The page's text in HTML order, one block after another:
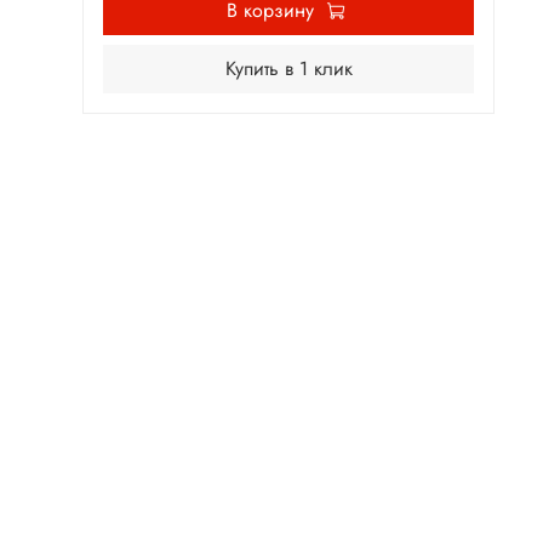
В корзину
Купить в 1 клик